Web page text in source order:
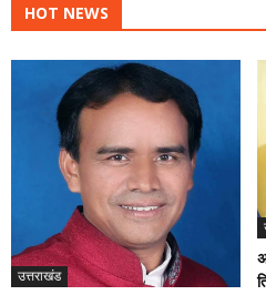
HOT NEWS
उत्तराखंड